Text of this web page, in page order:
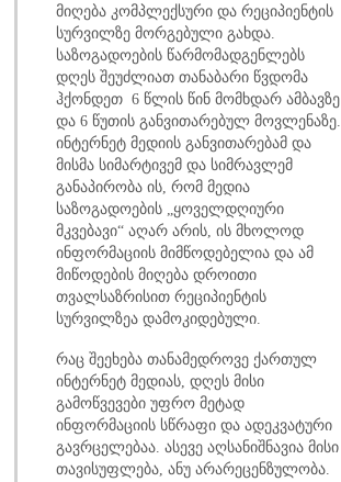
მიღება კომპლექსური და რეციპიენტის
სურვილზე მორგებული გახდა.
საზოგადოების წარმომადგენლებს
დღეს შეუძლიათ თანაბარი წვდომა
ჰქონდეთ 6 წლის წინ მომხდარ ამბავზე
და 6 წუთის განვითარებულ მოვლენაზე.
ინტერნეტ მედიის განვითარებამ და
მისმა სიმარტივემ და სიმრავლემ
განაპირობა ის, რომ მედია
საზოგადოების „ყოველდღიური
მკვებავი“ აღარ არის, ის მხოლოდ
ინფორმაციის მიმწოდებელია და ამ
მიწოდების მიღება დროითი
თვალსაზრისით რეციპიენტის
სურვილზეა დამოკიდებული.
რაც შეეხება თანამედროვე ქართულ
ინტერნეტ მედიას, დღეს მისი
გამოწვევები უფრო მეტად
ინფორმაციის სწრაფი და ადეკვატური
გავრცელებაა. ასევე აღსანიშნავია მისი
თავისუფლება, ანუ არარეცენზულობა.